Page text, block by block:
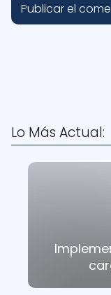
Lo Más Actual: